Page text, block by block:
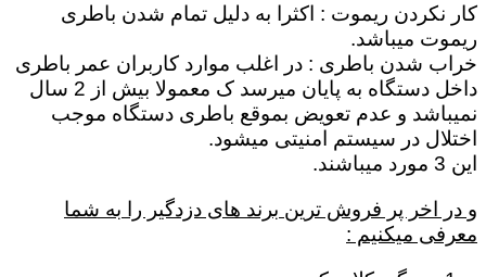
کار نکردن ریموت : اکثرا به دلیل تمام شدن باطری
ریموت میباشد.
خراب شدن باطری : در اغلب موارد کاربران عمر باطری
داخل دستگاه به پایان میرسد ک معمولا بیش از 2 سال
نمیباشد و عدم تعویض بموقع باطری دستگاه موجب
اختلال در سیستم امنیتی میشود.
این 3 مورد میباشند.
و در اخر پر فروش ترین برند های دزدگیر را به شما
معرفی میکنیم :